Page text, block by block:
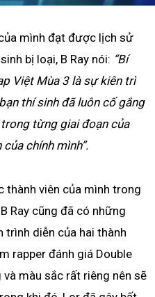
mình đạt được lịch sử
bị loại, B Ray nói: “Bí
Việt Mùa 3 là sự kiên trì
thí sinh đã luôn cố gắng
từng giai đoạn của
chính mình”.
thành viên của mình trong
Ray cũng đã có những
diễn của hai thành
rapper đánh giá Double
màu sắc rất riêng nên sẽ